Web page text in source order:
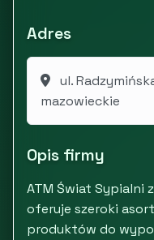
Adres
ul.
mazowieckie
Opis firmy
ATM Świat Sypialni
oferuje szeroki
produktów do